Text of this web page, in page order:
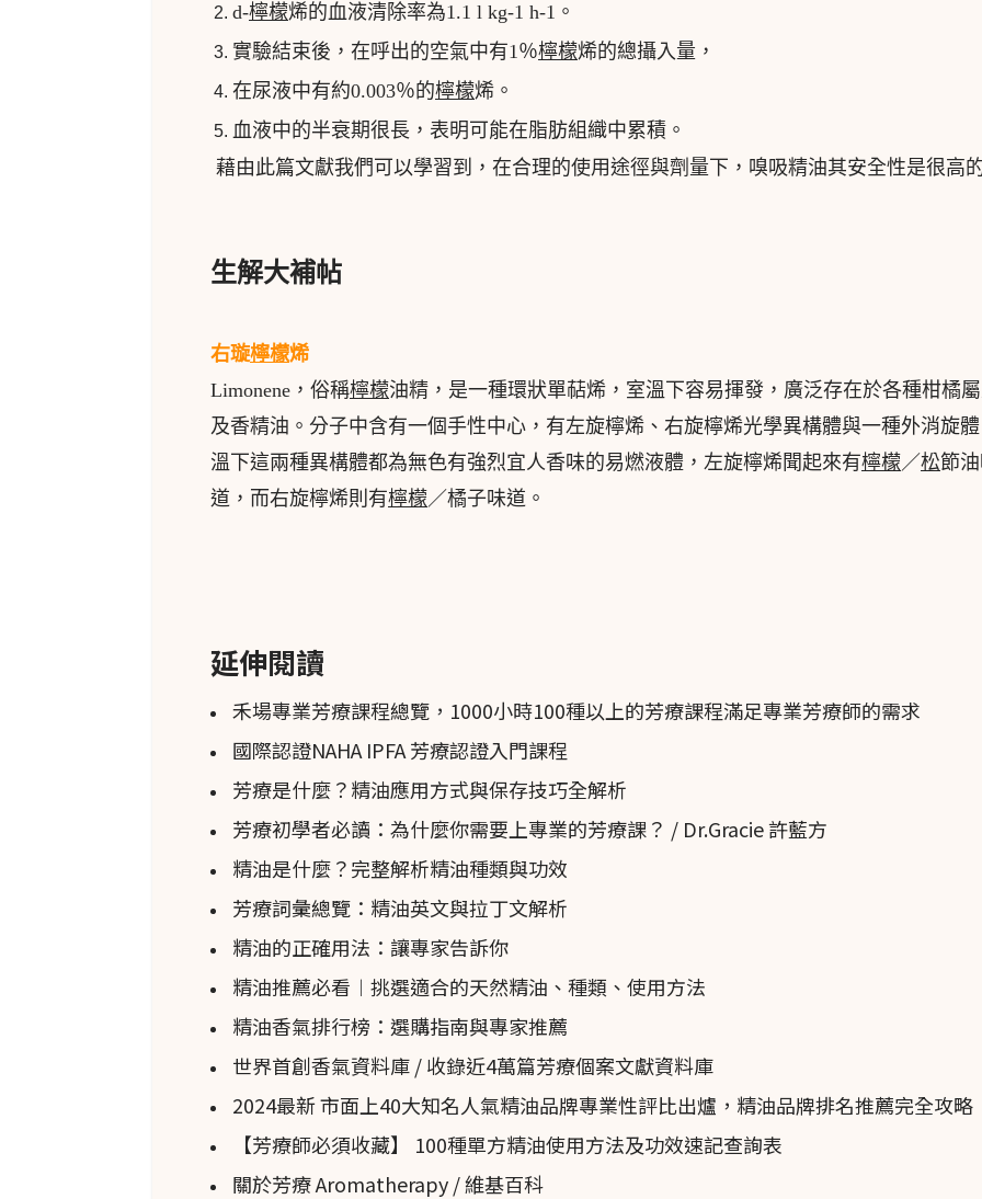
d-檸檬烯的血液清除率為1.1 l kg-1 h-1。
實驗結束後，在呼出的空氣中有1％檸檬烯的總攝入量，
在尿液中有約0.003％的檸檬烯。
血液中的半衰期很長，表明可能在脂肪組織中累積。
藉由此篇文獻我們可以學習到，在合理的使用途徑與劑量下，嗅吸精油其安全性是很高
生解大補帖
右璇檸檬烯
Limonene，俗稱檸檬油精，是一種環狀單萜烯，室溫下容易揮發，廣泛存在於各種柑橘
及香精油。分子中含有一個手性中心，有左旋檸烯、右旋檸烯光學異構體與一種外消旋
溫下這兩種異構體都為無色有強烈宜人香味的易燃液體，左旋檸烯聞起來有檸檬／松節
道，而右旋檸烯則有檸檬／橘子味道。
延伸閱讀
禾場專業芳療課程總覽，1000小時100種以上的芳療課程滿足專業芳療師的需求
國際認證NAHA IPFA 芳療認證入門課程
芳療是什麼？精油應用方式與保存技巧全解析
芳療初學者必讀：為什麼你需要上專業的芳療課？ / Dr.Gracie 許藍方
精油是什麼？完整解析精油種類與功效
芳療詞彙總覽：精油英文與拉丁文解析
精油的正確用法：讓專家告訴你
精油推薦必看︱挑選適合的天然精油、種類、使用方法
精油香氣排行榜：選購指南與專家推薦
世界首創香氣資料庫 / 收錄近4萬篇芳療個案文獻資料庫
2024最新 市面上40大知名人氣精油品牌專業性評比出爐，精油品牌排名推薦完全攻略
【芳療師必須收藏】 100種單方精油使用方法及功效速記查詢表
關於芳療 Aromatherapy / 維基百科